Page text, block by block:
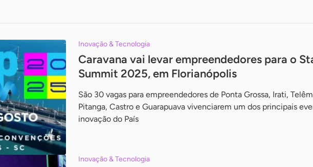
Inovação & Tecnologia
Caravana vai levar empreendedores para o
Summit 2025, em Florianópolis
São 30 vagas para empreendedores de Ponta Grossa, Irati,
Pitanga, Castro e Guarapuava vivenciarem um dos principais
inovação do País
Inovação & Tecnologia